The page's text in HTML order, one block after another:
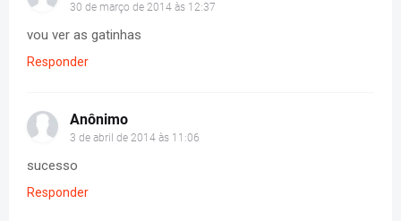
30 de março de 2014 às 12:37
vou ver as gatinhas
Responder
Anônimo
3 de abril de 2014 às 11:06
sucesso
Responder